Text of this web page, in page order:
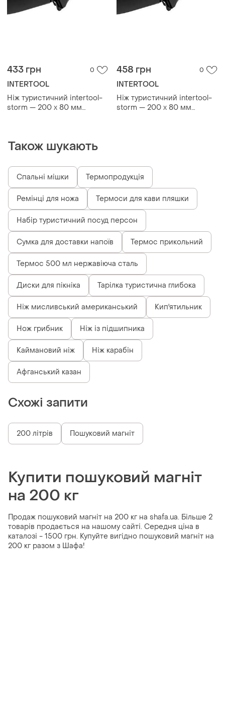
433 грн 0
INTERTOOL
Ніж туристичний intertool-
storm — 200 x 80 мм
458 грн 0
INTERTOOL
Ніж туристичний intertool-
storm — 200 x 80 мм
Також шукають
Спальні мішки Термопродукція
Ремінці для ножа Термоси для кави пляшки
Набір туристичний посуд персон
Сумка для доставки напоїв Термос прикольний
Термос 500 мл нержавіюча сталь
Диски для пікніка Тарілка туристична глибока
Ніж мисливський американський Кип'ятильник
Нож грибник Ніж із підшипника
Каймановий ніж Ніж карабін
Афганський казан
Схожі запити
200 літрів Пошуковий магніт
Купити пошуковий магніт
на 200 кг
Продаж пошуковий магніт на 200 кг на shafa.ua. Більше 2
товарів продається на нашому сайті. Середня ціна в
каталозі - 1500 грн. Купуйте вигідно пошуковий магніт на
200 кг разом з Шафа!